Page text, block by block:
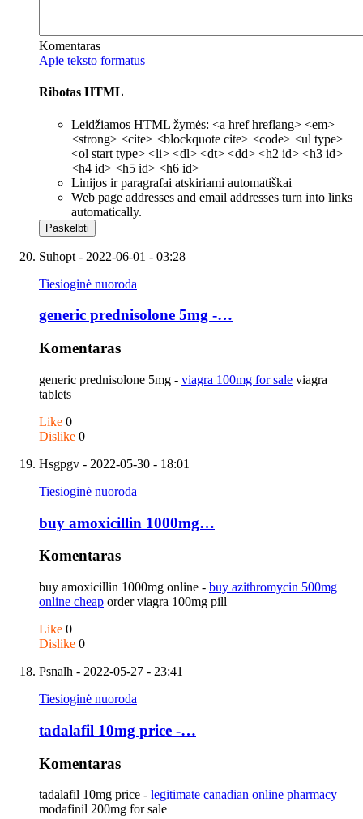
Komentaras
Apie teksto formatus
Ribotas HTML
Leidžiamos HTML žymės: <a href hreflang> <em>
<strong> <cite> <blockquote cite> <code> <ul type>
<ol start type> <li> <dl> <dt> <dd> <h2 id> <h3 id>
<h4 id> <h5 id> <h6 id>
Linijos ir paragrafai atskiriami automatiškai
Web page addresses and email addresses turn into links
automatically.
Suhopt - 2022-06-01 - 03:28
Tiesioginė nuoroda
generic prednisolone 5mg -…
Komentaras
generic prednisolone 5mg - viagra 100mg for sale viagra
tablets
Like 0
Dislike 0
Hsgpgv - 2022-05-30 - 18:01
Tiesioginė nuoroda
buy amoxicillin 1000mg…
Komentaras
buy amoxicillin 1000mg online - buy azithromycin 500mg
online cheap order viagra 100mg pill
Like 0
Dislike 0
Psnalh - 2022-05-27 - 23:41
Tiesioginė nuoroda
tadalafil 10mg price -…
Komentaras
tadalafil 10mg price - legitimate canadian online pharmacy
modafinil 200mg for sale